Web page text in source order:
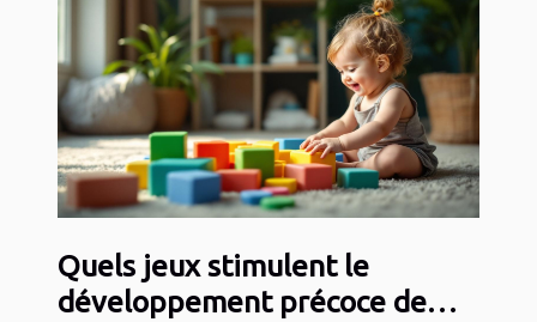
Quels jeux stimulent le
développement précoce de